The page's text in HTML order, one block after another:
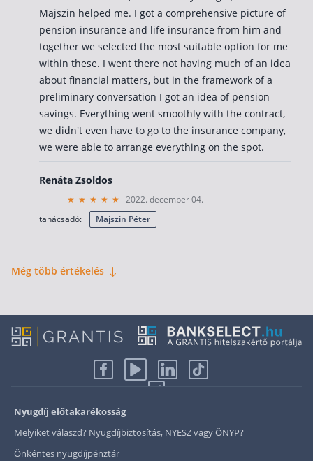
Majszin helped me. I got a comprehensive picture of
pension insurance and life insurance from him and
together we selected the most suitable option for me
within these. I went there not having much of an idea
about financial matters, but in the framework of a
preliminary conversation I got an idea of ​​pension
savings. Everything went smoothly with the contract,
we didn't even have to go to the insurance company,
we were able to arrange everything on the spot.
Renáta Zsoldos
2022. december 04.
tanácsadó:
Majszin Péter
Még több értékelés
Nyugdíj előtakarékosság
Melyiket válaszd? Nyugdíjbiztosítás, NYESZ vagy ÖNYP?
Önkéntes nyugdíjpénztár